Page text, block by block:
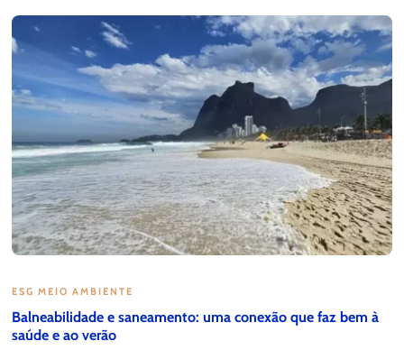
ESG MEIO AMBIENTE
Balneabilidade e saneamento: uma conexão que faz bem à
saúde e ao verão